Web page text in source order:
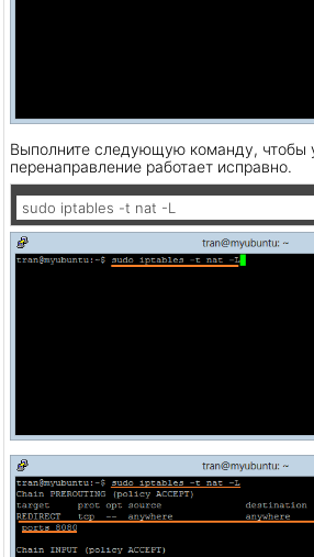
Выполните следующую команду, чтобы
перенаправление работает исправно.
sudo iptables -t nat -L